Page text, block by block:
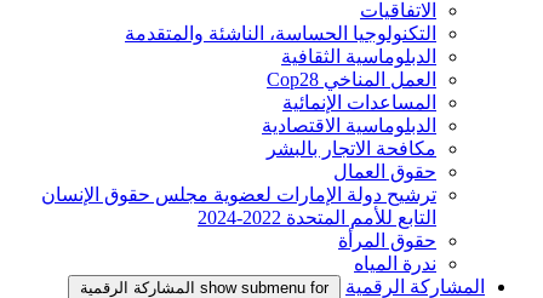
الاتفاقيات
التكنولوجيا الحساسة، الناشئة والمتقدمة
الدبلوماسية الثقافية
العمل المناخي Cop28
المساعدات الإنمائية
الدبلوماسية الاقتصادية
مكافحة الاتجار بالبشر
حقوق العمال
ترشيح دولة الإمارات لعضوية مجلس حقوق الإنسان
التابع للأمم المتحدة 2022-2024
حقوق المرأة
ندرة المياه
المشاركة الرقمية
show submenu for المشاركة الرقمية